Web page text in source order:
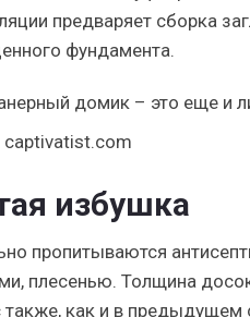
предваряет сборка
фундамента.
домик – это еще и
captivatist.com
избушка
пропитываются
плесенью. Толщина
как и в предыдущем